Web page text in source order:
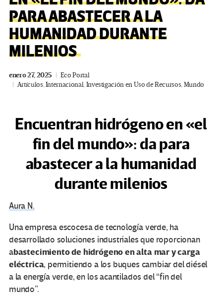
PARA ABASTECER A LA
HUMANIDAD DURANTE
MILENIOS
enero 27, 2025
Eco Portal
Artículos,Internacional,Investigación en Uso de Recursos,Mundo
Encuentran hidrógeno en «el
fin del mundo»: da para
abastecer a la humanidad
durante milenios
Aura N.
Una empresa escocesa de tecnología verde, ha
desarrollado soluciones industriales que roporcionan
abastecimiento de hidrógeno en alta mar y carga
eléctrica, permitiendo a los buques cambiar del diésel
a la energía verde, en los acantilados del “fin del
mundo”.